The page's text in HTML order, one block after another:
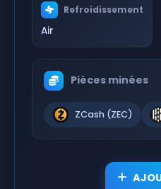
Refroidissement
Air
Pièces minées
ZCash (ZEC)